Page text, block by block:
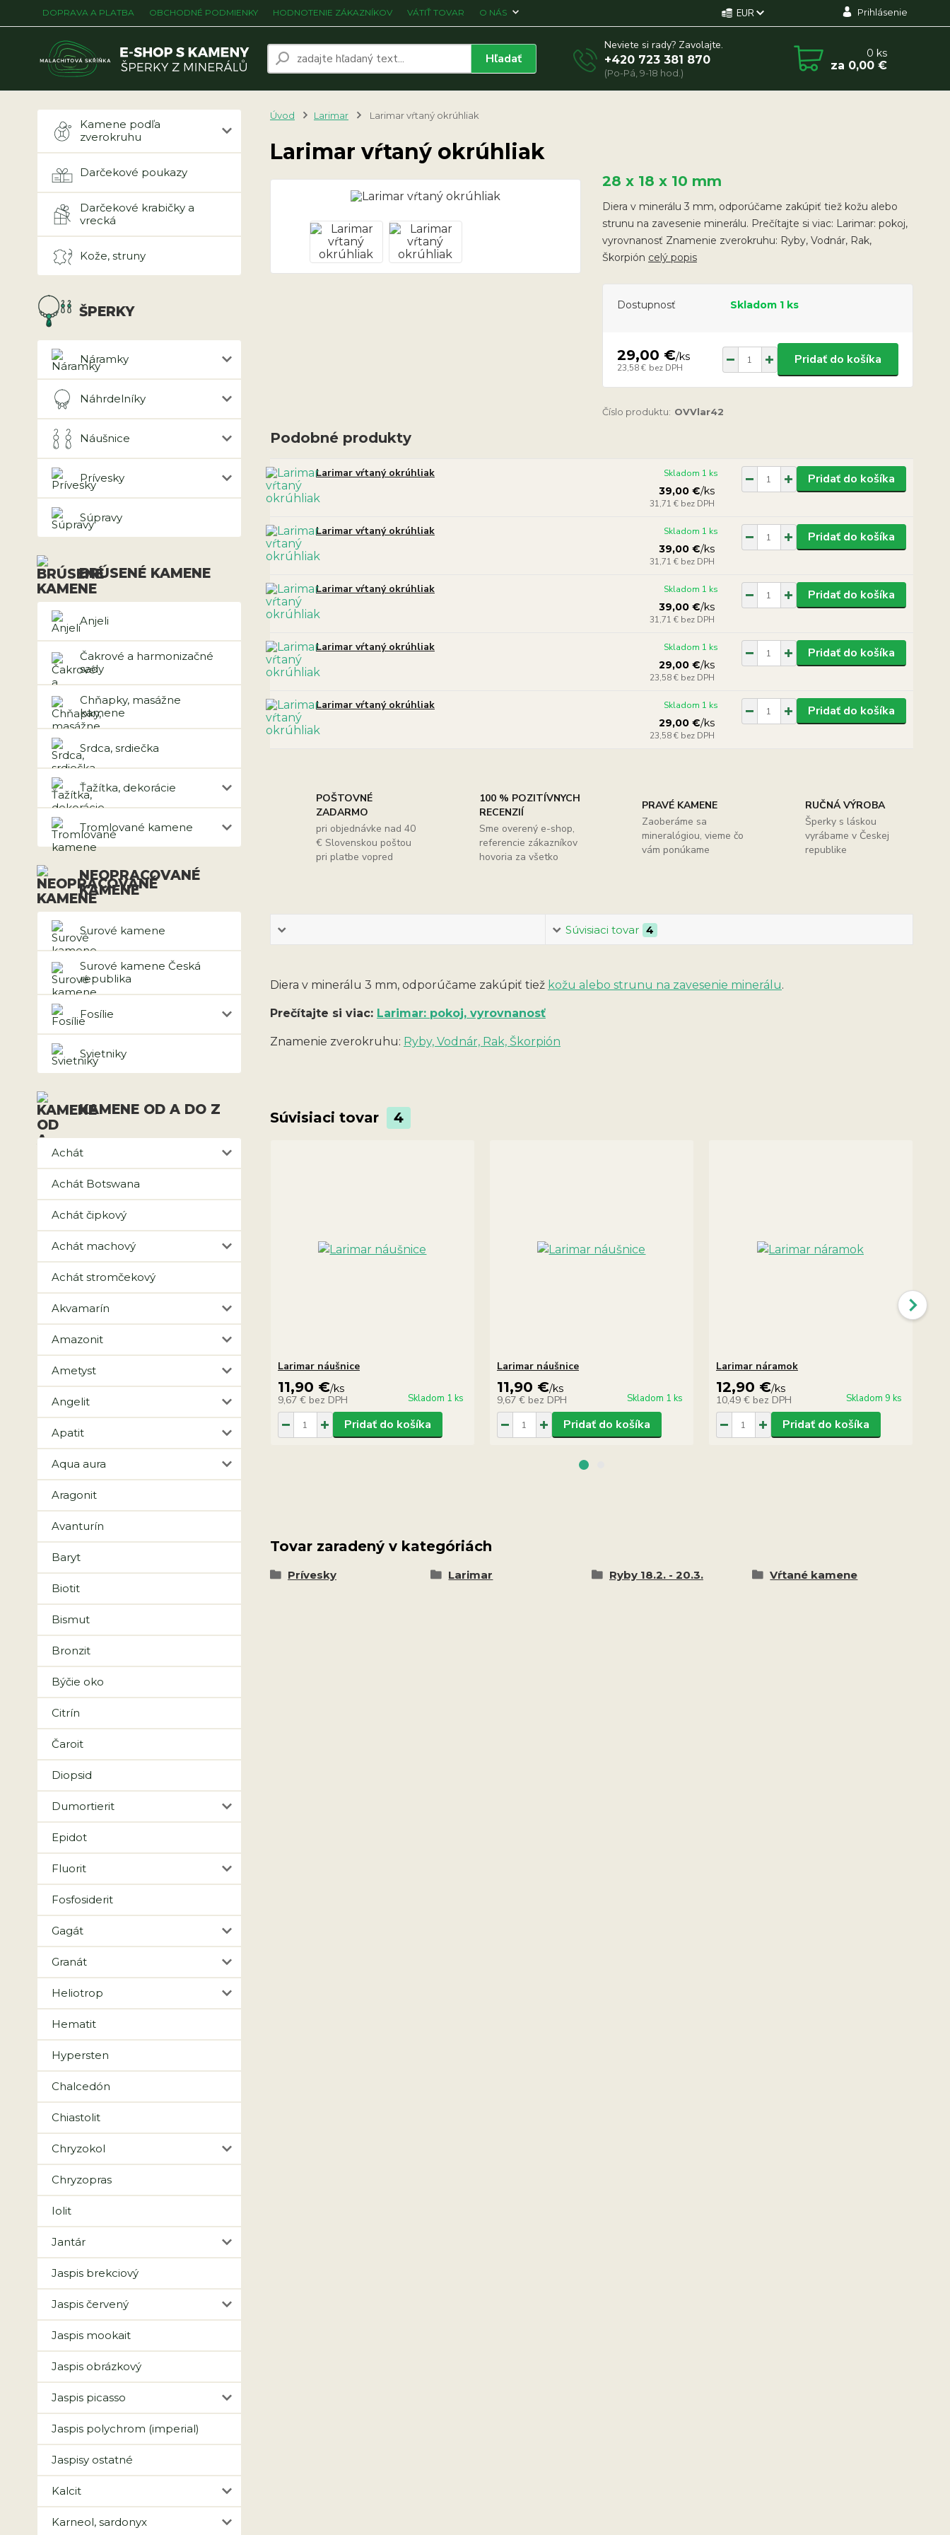
DOPRAVA A PLATBA OBCHODNÉ PODMIENKY HODNOTENIE ZÁKAZNÍKOV VÁTIŤ TOVAR O NÁS EUR Prihlásenie
Hľadať
Neviete si rady? Zavolajte.
+420 723 381 870
(Po-Pá, 9-18 hod.)
0 ks
za 0,00 €
Kamene podľa
zverokruhu
Darčekové poukazy
Darčekové krabičky a
vrecká
Kože, struny
ŠPERKY
Náramky
Náhrdelníky
Náušnice
Prívesky
Súpravy
BRÚSENÉ KAMENE
Anjeli
Čakrové a harmonizačné
sady
Chňapky, masážne
kamene
Srdca, srdiečka
Ťažítka, dekorácie
Tromlované kamene
NEOPRACOVANÉ
KAMENE
Surové kamene
Surové kamene Česká
republika
Fosílie
Svietniky
KAMENE OD A DO Z
Achát
Achát Botswana
Achát čipkový
Achát machový
Achát stromčekový
Akvamarín
Amazonit
Ametyst
Angelit
Apatit
Aqua aura
Aragonit
Avanturín
Baryt
Biotit
Bismut
Bronzit
Býčie oko
Citrín
Čaroit
Diopsid
Dumortierit
Epidot
Fluorit
Fosfosiderit
Gagát
Granát
Heliotrop
Hematit
Hypersten
Chalcedón
Chiastolit
Chryzokol
Chryzopras
Iolit
Jantár
Jaspis brekciový
Jaspis červený
Jaspis mookait
Jaspis obrázkový
Jaspis picasso
Jaspis polychrom (imperial)
Jaspisy ostatné
Kalcit
Karneol, sardonyx
Úvod Larimar Larimar vŕtaný okrúhliak
Larimar vŕtaný okrúhliak
28 x 18 x 10 mm
Diera v minerálu 3 mm, odporúčame zakúpiť tiež kožu alebo
strunu na zavesenie minerálu. Prečítajte si viac: Larimar: pokoj,
vyrovnanosť Znamenie zverokruhu: Ryby, Vodnár, Rak,
Škorpión celý popis
Dostupnosť Skladom 1 ks
29,00 €/ks
23,58 € bez DPH
Pridať do košíka
Číslo produktu: OVVlar42
Podobné produkty
Larimar vŕtaný okrúhliak
39,00 €/ks
31,71 € bez DPH
Skladom 1 ks Pridať do košíka
Larimar vŕtaný okrúhliak
39,00 €/ks
31,71 € bez DPH
Skladom 1 ks Pridať do košíka
Larimar vŕtaný okrúhliak
39,00 €/ks
31,71 € bez DPH
Skladom 1 ks Pridať do košíka
Larimar vŕtaný okrúhliak
29,00 €/ks
23,58 € bez DPH
Skladom 1 ks Pridať do košíka
Larimar vŕtaný okrúhliak
29,00 €/ks
23,58 € bez DPH
Skladom 1 ks Pridať do košíka
POŠTOVNÉ
ZADARMO
pri objednávke nad 40
€ Slovenskou poštou
pri platbe vopred
100 % POZITÍVNYCH
RECENZIÍ
Sme overený e-shop,
referencie zákazníkov
hovoria za všetko
PRAVÉ KAMENE
Zaoberáme sa
mineralógiou, vieme čo
vám ponúkame
RUČNÁ VÝROBA
Šperky s láskou
vyrábame v Českej
republike
Súvisiaci tovar 4
Diera v minerálu 3 mm, odporúčame zakúpiť tiež kožu alebo strunu na zavesenie minerálu.
Prečítajte si viac: Larimar: pokoj, vyrovnanosť
Znamenie zverokruhu: Ryby, Vodnár, Rak, Škorpión
Súvisiaci tovar 4
Larimar náušnice
11,90 €/ks
9,67 € bez DPH Skladom 1 ks
Pridať do košíka
Larimar náušnice
11,90 €/ks
9,67 € bez DPH Skladom 1 ks
Pridať do košíka
Larimar náramok
12,90 €/ks
10,49 € bez DPH Skladom 9 ks
Pridať do košíka
Tovar zaradený v kategóriách
Prívesky Larimar Ryby 18.2. - 20.3. Vŕtané kamene